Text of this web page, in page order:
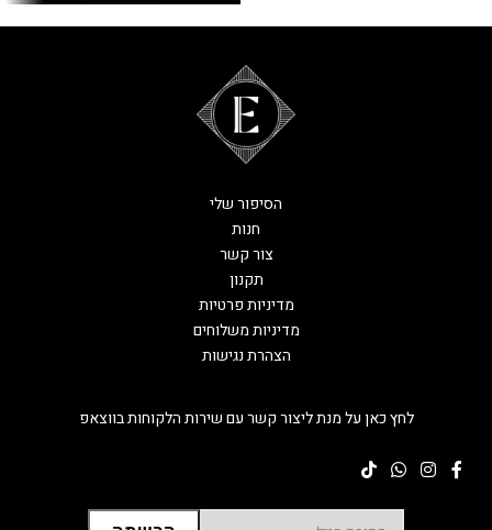
לחץ כאן על מנת ליצור קשר עם שירות הלקוחות בווצאפ
הסיפור שלי
חנות
צור קשר
תקנון
מדיניות פרטיות
מדיניות משלוחים
הצהרת נגישות